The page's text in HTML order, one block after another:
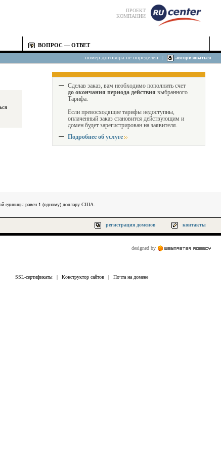
ПРОЕКТ
КОМПАНИИ
ВОПРОС — ОТВЕТ
номер договора не определен авторизоваться
Сделав заказ, вам необходимо пополнить счет
до окончания периода действия выбранного
Тарифа.
Если превосходящие тарифы недоступны,
оплаченный заказ становится действующим и
домен будет зарегистрирован на заявителя.
Подробнее об услуге
единицы равен 1 (одному) доллару США.
регистрация доменов контакты
designed by
SSL-сертификаты | Конструктор сайтов | Почта на домене